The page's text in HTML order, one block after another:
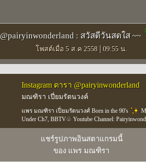
@pairyinwonderland : สวัสดีวันสดใส ~~
โพสต์เมื่อ 5 ส.ค 2558 | 09:55 น.
Instagram ดารา @pairyinwonderland
มณฑิรา เปี่ยมรัตนวงค์
แพร มณฑิรา เปี่ยมรัตนวงศ์ Born in the 90's
Under Ch7, BBTV♧ Youtube Channel:
แชร์รูปภาพอินสตาแกรมนี้
ของ แพร มณฑิรา